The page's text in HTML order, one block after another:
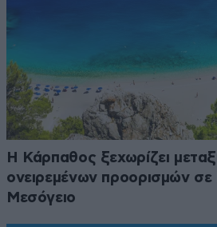
Η Κάρπαθος ξεχωρίζει
ονειρεμένων προορισμών σε
Μεσόγειο